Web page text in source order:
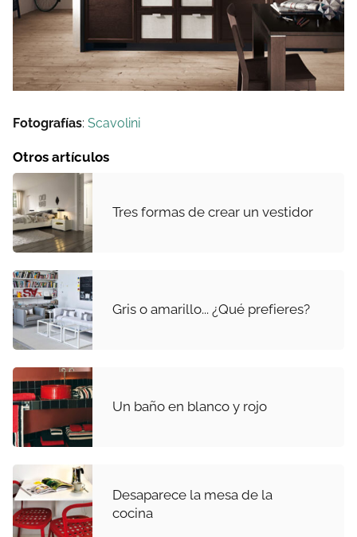
Fotografías: Scavolini
Otros artículos
Tres formas de crear un vestidor
Gris o amarillo... ¿Qué prefieres?
Un baño en blanco y rojo
Desaparece la mesa de la
cocina